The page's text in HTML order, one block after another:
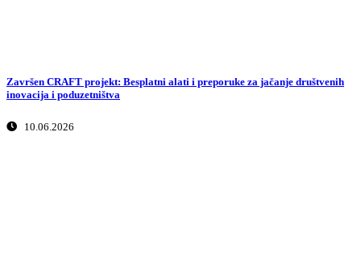
Završen CRAFT projekt: Besplatni alati i preporuke za jačanje društvenih
inovacija i poduzetništva
10.06.2026